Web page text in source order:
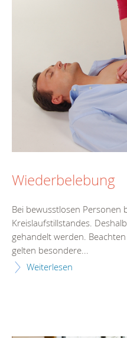
Wiederbelebung
Bei bewusstlosen Personen
Kreislaufstillstandes.
gehandelt werden.
gelten besondere...
Weiterlesen